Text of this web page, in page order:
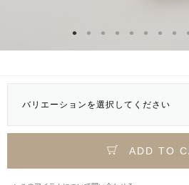
バリエーションを選択してください
ADD TO